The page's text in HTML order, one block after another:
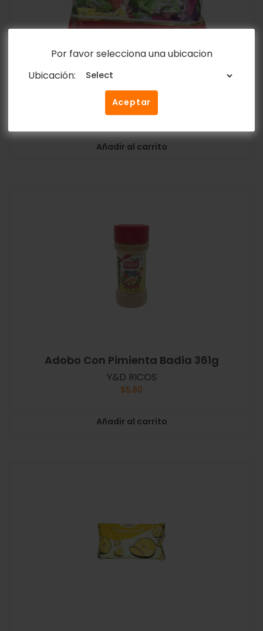
Por favor selecciona una ubicacion
Ubicación:
Aceptar
Paquete Caramelos Antat Surtidos Fruta
1000g
$6.85
Añadir al carrito
Adobo Con Pimienta Badia 361g
Y&D RICOS
$5.80
Añadir al carrito